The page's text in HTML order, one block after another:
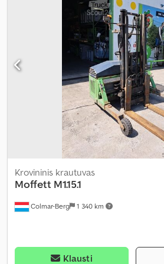
Colmar-Berg 1 340 km
Krovininis krautuvas
Moffett M1.15.1
Klausti